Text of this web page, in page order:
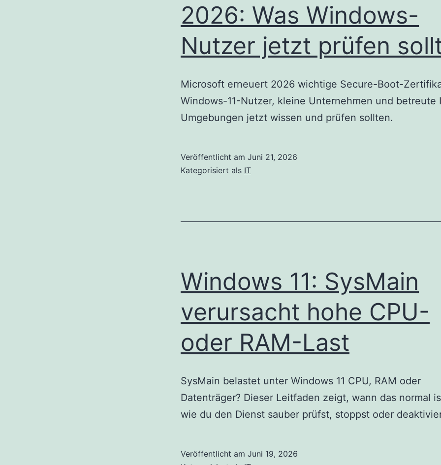
2026: Was Windows-
Nutzer jetzt prüfen
Microsoft erneuert 2026 wichtige Secure-Boot-
Windows-11-Nutzer, kleine Unternehmen und betreute
Umgebungen jetzt wissen und prüfen sollten.
Veröffentlicht am Juni 21, 2026
Kategorisiert als IT
Windows 11: SysMain
verursacht hohe CPU-
oder RAM-Last
SysMain belastet unter Windows 11 CPU, RAM oder
Datenträger? Dieser Leitfaden zeigt, wann das normal
wie du den Dienst sauber prüfst, stoppst oder
Veröffentlicht am Juni 19, 2026